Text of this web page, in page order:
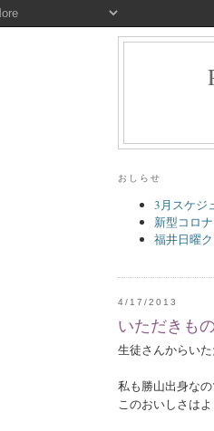
おしらせ
3月スケジ
新型コロ
福井日曜
4/17/2013
いただきも
生徒さんからい
私も勝山出身な
このおいしさは